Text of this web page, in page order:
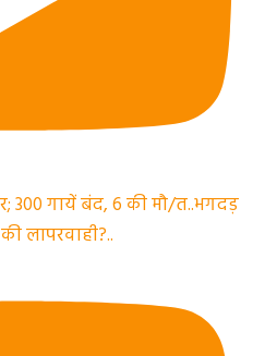
300 गायें बंद, 6 की मौ/त..भगदड़
लापरवाही?..